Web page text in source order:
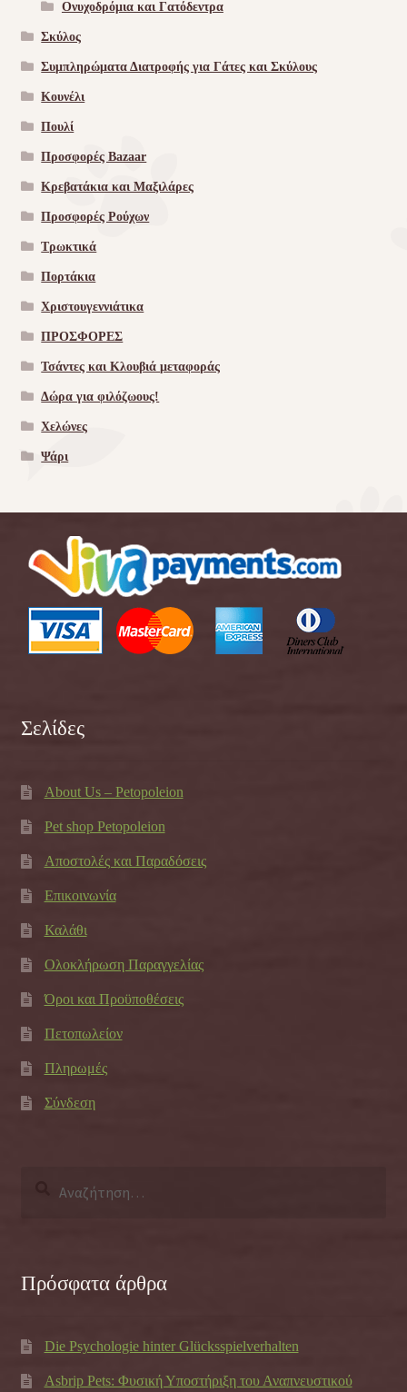
Ονυχοδρόμια και Γατόδεντρα
Σκύλος
Συμπληρώματα Διατροφής για Γάτες και Σκύλους
Κουνέλι
Πουλί
Προσφορές Bazaar
Κρεβατάκια και Μαξιλάρες
Προσφορές Ρούχων
Τρωκτικά
Πορτάκια
Χριστουγεννιάτικα
ΠΡΟΣΦΟΡΕΣ
Τσάντες και Κλουβιά μεταφοράς
Δώρα για φιλόζωους!
Χελώνες
Ψάρι
Σελίδες
About Us – Petopoleion
Pet shop Petopoleion
Αποστολές και Παραδόσεις
Επικοινωνία
Καλάθι
Ολοκλήρωση Παραγγελίας
Όροι και Προϋποθέσεις
Πετοπωλείον
Πληρωμές
Σύνδεση
Πρόσφατα άρθρα
Die Psychologie hinter Glücksspielverhalten
Asbrip Pets: Φυσική Υποστήριξη του Αναπνευστικού